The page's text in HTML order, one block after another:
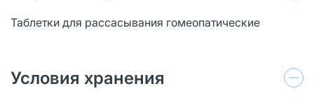
Таблетки для рассасывания гомеопатические
Условия хранения